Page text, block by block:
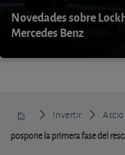
Novedades sobre
Mercedes Benz
Invertir
pospone la primera fase del